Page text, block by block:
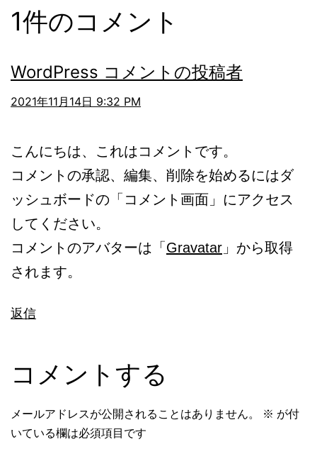
1件のコメント
WordPress コメントの投稿者
2021年11月14日 9:32 PM
こんにちは、これはコメントです。
コメントの承認、編集、削除を始めるにはダ
ッシュボードの「コメント画面」にアクセス
してください。
コメントのアバターは「Gravatar 」から取得
されます。
返信
コメントする
メールアドレスが公開されることはありません。 ※ が付
いている欄は必須項目です